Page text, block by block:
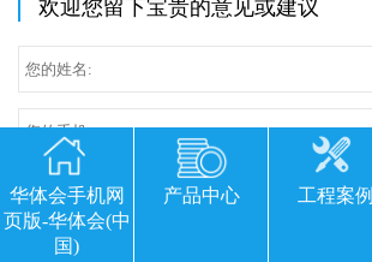
欢迎您留下宝贵的意见或建议
华体会手机网
页版-华体会(中
国)
产品中心 工程案例